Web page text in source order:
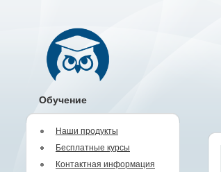
Обучение
Наши продукты
Бесплатные курсы
Контактная информация